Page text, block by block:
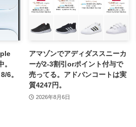
6。
アマゾンでアディダススニーカ
ーが2-3割引orポイント付与で
売ってる。アドバンコートは実
質4247円。
2026年8月6日